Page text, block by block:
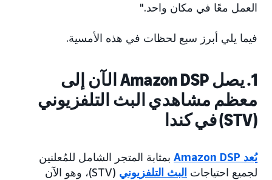
العمل معًا في مكان واحد."
فيما يلي أبرز سبع لحظات في هذه الأمسية.
1. يصل Amazon DSP الآن إلى
معظم مشاهدي البث التلفزيوني
(STV) في كندا
يُعد Amazon DSP
بمثابة المتجر الشامل للمُعلنين
لجميع احتياجات البث التلفزيوني
(STV)، وهو الآن